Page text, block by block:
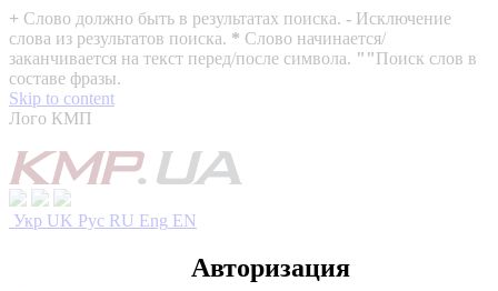
+ Слово должно быть в результатах поиска. - Исключение
слова из результатов поиска. * Слово начинается/
заканчивается на текст перед/после символа. ""Поиск слов в
составе фразы.
Skip to content
Лого КМП
Укр UK Рус RU Eng EN
Авторизация